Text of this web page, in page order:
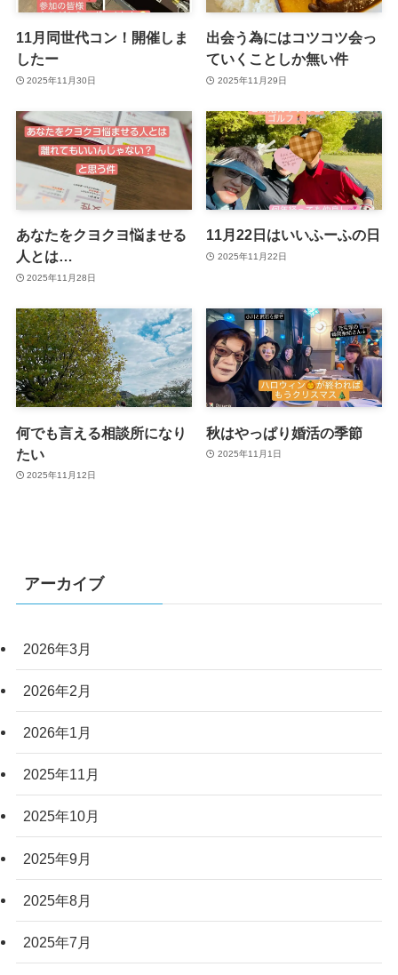
11月同世代コン！開催しま
したー
2025年11月30日
出会う為にはコツコツ会っ
ていくことしか無い件
2025年11月29日
あなたをクヨクヨ悩ませる
人とは…
2025年11月28日
11月22日はいいふーふの日
2025年11月22日
何でも言える相談所になり
たい
2025年11月12日
秋はやっぱり婚活の季節
2025年11月1日
アーカイブ
2026年3月
2026年2月
2026年1月
2025年11月
2025年10月
2025年9月
2025年8月
2025年7月